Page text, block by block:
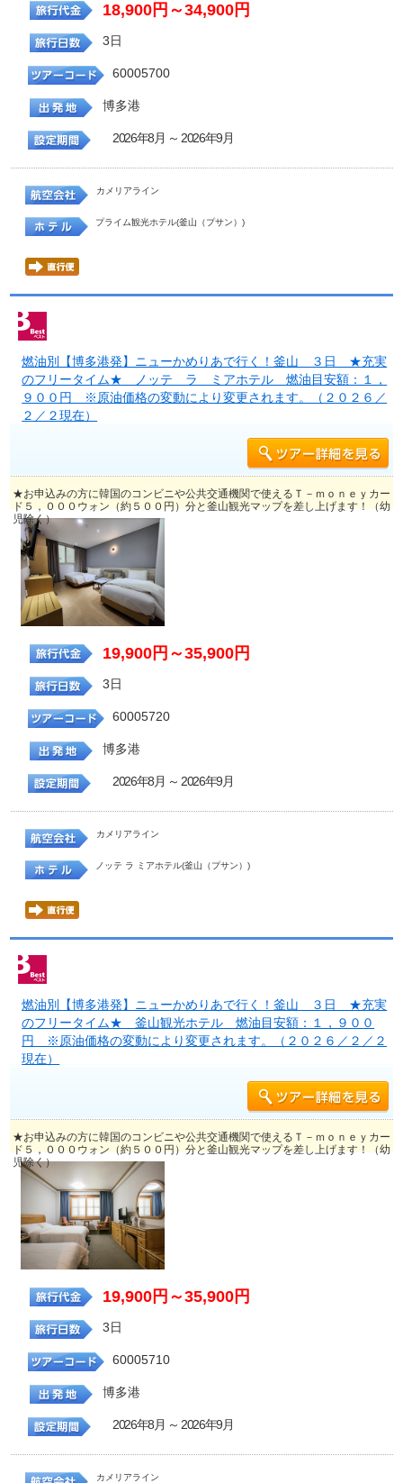
18,900円～34,900円
3日
60005700
博多港
2026年8月 ～ 2026年9月
カメリアライン
プライム観光ホテル(釜山（プサン）)
燃油別【博多港発】ニューかめりあで行く！釜山 ３日 ★充実
のフリータイム★ ノッテ ラ ミアホテル 燃油目安額：１，
９００円 ※原油価格の変動により変更されます。（２０２６／
２／２現在）
★お申込みの方に韓国のコンビニや公共交通機関で使えるＴ－ｍｏｎｅｙカー
ド５，０００ウォン（約５００円）分と釜山観光マップを差し上げます！（幼
児除く）
19,900円～35,900円
3日
60005720
博多港
2026年8月 ～ 2026年9月
カメリアライン
ノッテ ラ ミアホテル(釜山（プサン）)
燃油別【博多港発】ニューかめりあで行く！釜山 ３日 ★充実
のフリータイム★ 釜山観光ホテル 燃油目安額：１，９００
円 ※原油価格の変動により変更されます。（２０２６／２／２
現在）
★お申込みの方に韓国のコンビニや公共交通機関で使えるＴ－ｍｏｎｅｙカー
ド５，０００ウォン（約５００円）分と釜山観光マップを差し上げます！（幼
児除く）
19,900円～35,900円
3日
60005710
博多港
2026年8月 ～ 2026年9月
カメリアライン